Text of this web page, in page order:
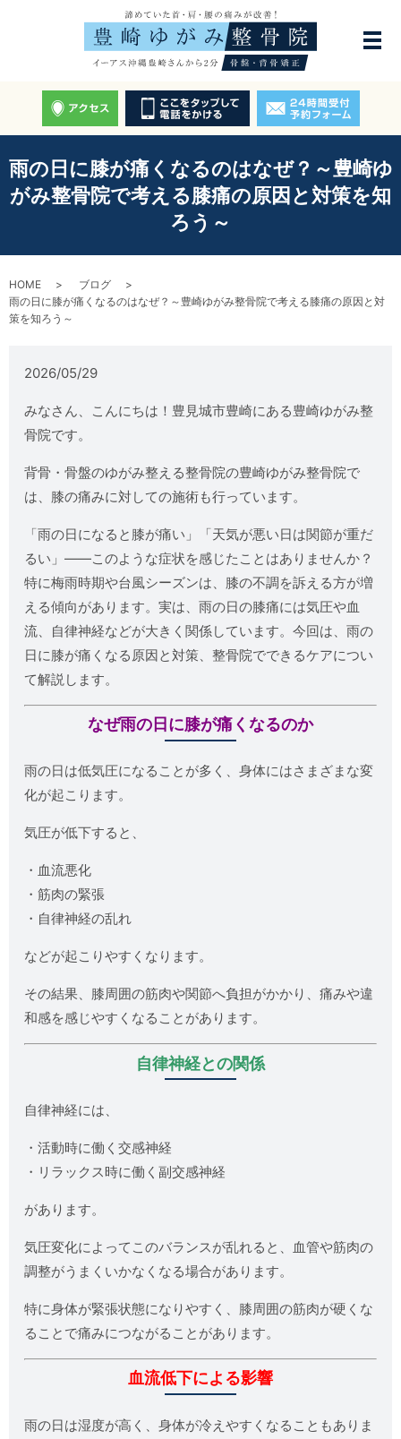
雨の日に膝が痛くなるのはなぜ？～豊崎ゆ
がみ整骨院で考える膝痛の原因と対策を知
ろう～
HOME
ブログ
雨の日に膝が痛くなるのはなぜ？～豊崎ゆがみ整骨院で考える膝痛の原因と対
策を知ろう～
2026/05/29
みなさん、こんにちは！豊見城市豊崎にある豊崎ゆがみ整
骨院です。
背骨・骨盤のゆがみ整える整骨院の豊崎ゆがみ整骨院で
は、膝の痛みに対しての施術も行っています。
「雨の日になると膝が痛い」「天気が悪い日は関節が重だ
るい」――このような症状を感じたことはありませんか？
特に梅雨時期や台風シーズンは、膝の不調を訴える方が増
える傾向があります。実は、雨の日の膝痛には気圧や血
流、自律神経などが大きく関係しています。今回は、雨の
日に膝が痛くなる原因と対策、整骨院でできるケアについ
て解説します。
なぜ雨の日に膝が痛くなるのか
雨の日は低気圧になることが多く、身体にはさまざまな変
化が起こります。
気圧が低下すると、
・血流悪化
・筋肉の緊張
・自律神経の乱れ
などが起こりやすくなります。
その結果、膝周囲の筋肉や関節へ負担がかかり、痛みや違
和感を感じやすくなることがあります。
自律神経との関係
自律神経には、
・活動時に働く交感神経
・リラックス時に働く副交感神経
があります。
気圧変化によってこのバランスが乱れると、血管や筋肉の
調整がうまくいかなくなる場合があります。
特に身体が緊張状態になりやすく、膝周囲の筋肉が硬くな
ることで痛みにつながることがあります。
血流低下による影響
雨の日は湿度が高く、身体が冷えやすくなることもありま